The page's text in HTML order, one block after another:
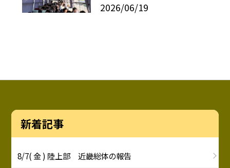
2026/06/19
新着記事
8/7( 金 ) 陸上部 近畿総体の報告